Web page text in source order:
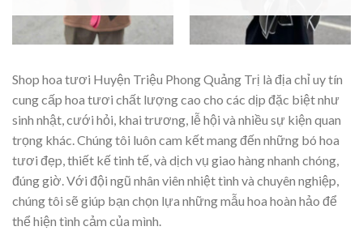
Shop hoa tươi Huyện Triệu Phong Quảng Trị là địa chỉ uy tín
cung cấp hoa tươi chất lượng cao cho các dịp đặc biệt như
sinh nhật, cưới hỏi, khai trương, lễ hội và nhiều sự kiện quan
trọng khác. Chúng tôi luôn cam kết mang đến những bó hoa
tươi đẹp, thiết kế tinh tế, và dịch vụ giao hàng nhanh chóng,
đúng giờ. Với đội ngũ nhân viên nhiệt tình và chuyên nghiệp,
chúng tôi sẽ giúp bạn chọn lựa những mẫu hoa hoàn hảo để
thể hiện tình cảm của mình.